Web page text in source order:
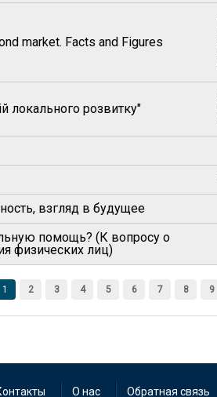
market. Facts and Figures
локального розвитку"
взгляд в будущее
помощь? (К вопросу о
физических лиц)
1 2 3 4 5 6 7 8 9
О нас Обратная связь